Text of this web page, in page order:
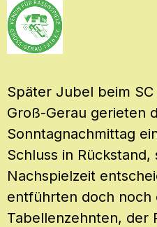
Später Jubel beim
Groß-Gerau gerieten
Sonntagnachmittag
Schluss in
Nachspielzeit
entführten doch noch
Tabellenzehnten, der